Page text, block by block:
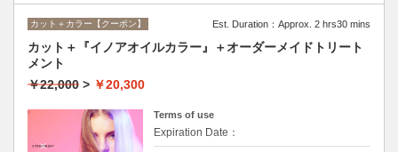
カット＋カラー【クーポン】 Est. Duration：Approx. 2 hrs30 mins
カット＋『イノアオイルカラー』＋オーダーメイドトリート
メント
￥22,000 > ￥20,300
Terms of use
Expiration Date：